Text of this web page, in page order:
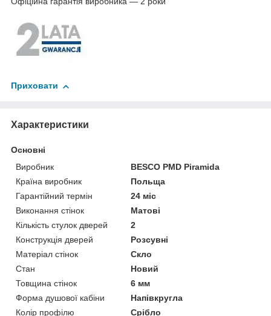
Приховати
Характеристики
Основні
Виробник
BESCO PMD Piramida
Країна виробник
Польща
Гарантійний термін
24 міс
Виконання стінок
Матові
Кількість стулок дверей
2
Конструкція дверей
Розсувні
Матеріал стінок
Скло
Стан
Новий
Товщина стінок
6 мм
Форма душової кабіни
Напівкругла
Колір профілю
Срібло